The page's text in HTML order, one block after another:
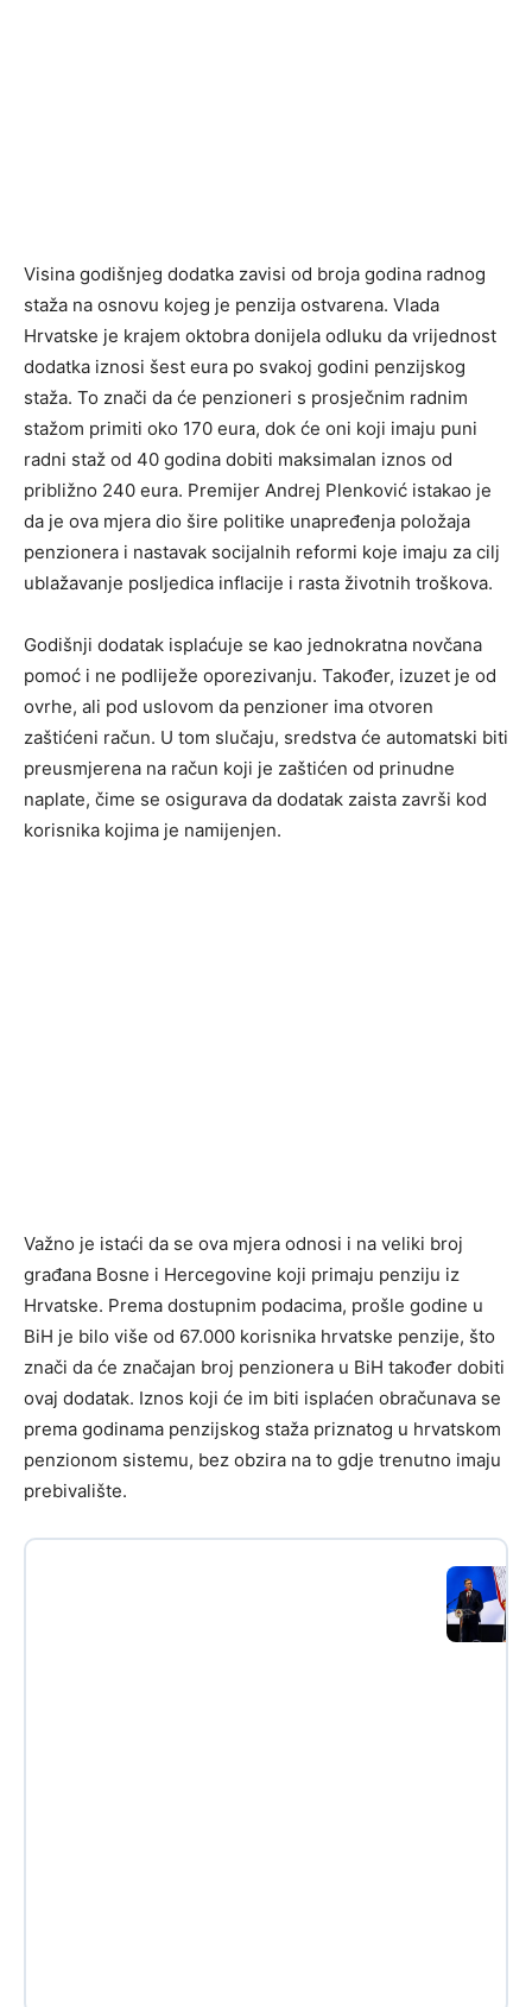
Visina godišnjeg dodatka zavisi od broja godina radnog
staža na osnovu kojeg je penzija ostvarena. Vlada
Hrvatske je krajem oktobra donijela odluku da vrijednost
dodatka iznosi šest eura po svakoj godini penzijskog
staža. To znači da će penzioneri s prosječnim radnim
stažom primiti oko 170 eura, dok će oni koji imaju puni
radni staž od 40 godina dobiti maksimalan iznos od
približno 240 eura. Premijer Andrej Plenković istakao je
da je ova mjera dio šire politike unapređenja položaja
penzionera i nastavak socijalnih reformi koje imaju za cilj
ublažavanje posljedica inflacije i rasta životnih troškova.
Godišnji dodatak isplaćuje se kao jednokratna novčana
pomoć i ne podliježe oporezivanju. Također, izuzet je od
ovrhe, ali pod uslovom da penzioner ima otvoren
zaštićeni račun. U tom slučaju, sredstva će automatski biti
preusmjerena na račun koji je zaštićen od prinudne
naplate, čime se osigurava da dodatak zaista završi kod
korisnika kojima je namijenjen.
Važno je istaći da se ova mjera odnosi i na veliki broj
građana Bosne i Hercegovine koji primaju penziju iz
Hrvatske. Prema dostupnim podacima, prošle godine u
BiH je bilo više od 67.000 korisnika hrvatske penzije, što
znači da će značajan broj penzionera u BiH također dobiti
ovaj dodatak. Iznos koji će im biti isplaćen obračunava se
prema godinama penzijskog staža priznatog u hrvatskom
penzionom sistemu, bez obzira na to gdje trenutno imaju
prebivalište.